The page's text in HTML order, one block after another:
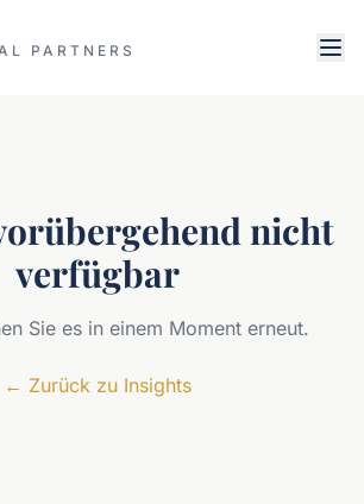
PARTNERS
nicht
verfügbar
Sie es in einem Moment erneut.
← Zurück zu Insights